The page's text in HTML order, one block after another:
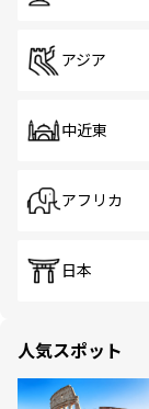
アジア
中近東
アフリカ
日本
人気スポット